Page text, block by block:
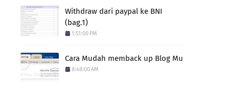
Withdraw dari paypal ke BNI
(bag.1)
1:51:00 PM
Cara Mudah memback up Blog Mu
8:48:00 AM